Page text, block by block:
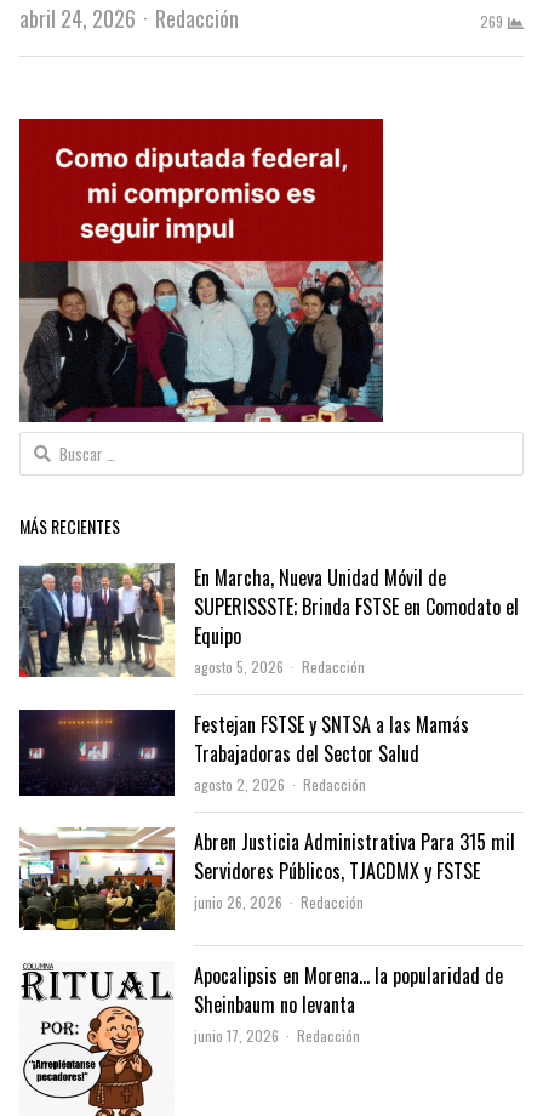
abril 24, 2026
Author
Redacción 269
Buscar:
MÁS RECIENTES
En Marcha, Nueva Unidad Móvil de
SUPERISSSTE; Brinda FSTSE en Comodato el
Equipo
agosto 5, 2026 Author
Redacción
Festejan FSTSE y SNTSA a las Mamás
Trabajadoras del Sector Salud
agosto 2, 2026 Author
Redacción
Abren Justicia Administrativa Para 315 mil
Servidores Públicos, TJACDMX y FSTSE
junio 26, 2026 Author
Redacción
Apocalipsis en Morena… la popularidad de
Sheinbaum no levanta
junio 17, 2026 Author
Redacción